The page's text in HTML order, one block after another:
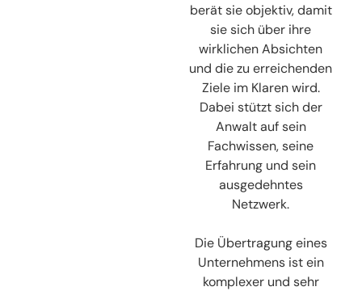
berät sie objektiv, damit
sie sich über ihre
wirklichen Absichten
und die zu erreichenden
Ziele im Klaren wird.
Dabei stützt sich der
Anwalt auf sein
Fachwissen, seine
Erfahrung und sein
ausgedehntes
Netzwerk.
Die Übertragung eines
Unternehmens ist ein
komplexer und sehr